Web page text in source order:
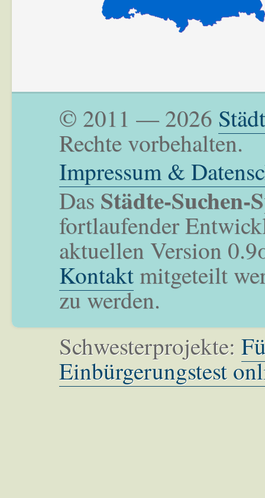
© 2011 — 2026
Rechte vorbehalten.
Impressum &
Das Städte-Suchen-
fortlaufender
aktuellen Version
Kontaktmitgeteilt
zu werden.
Schwesterprojekte:
Einbürgerungstest